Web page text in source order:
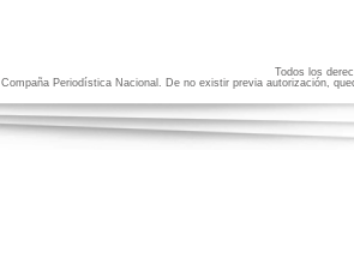
Todos los
Compaña Periodística Nacional. De no existir previa autorización,